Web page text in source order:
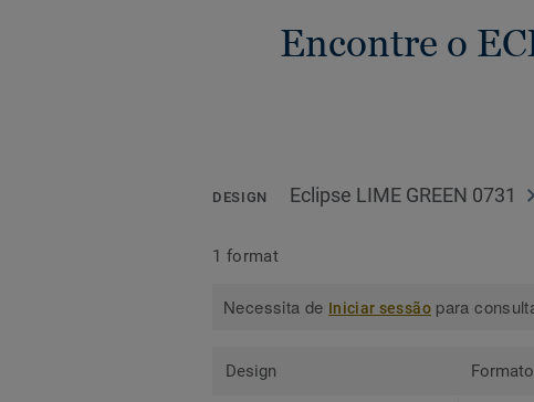
Encontre o
DESIGN Eclipse LIME GREEN 0731
1 format
Necessita de Iniciar sessãopara
Design